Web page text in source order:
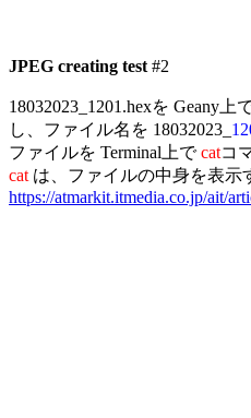
JPEG creating test #2
18032023_1201.hexを Geany
し、ファイル名を 18032023_
ファイルを Terminal上で cat
cat
https://atmarkit.itmedia.co.jp/ait/